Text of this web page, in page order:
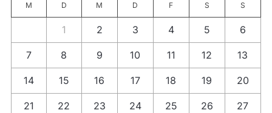
M D M D F S S
1 2 3 4 5 6
7 8 9 10 11 12 13
14 15 16 17 18 19 20
21 22 23 24 25 26 27